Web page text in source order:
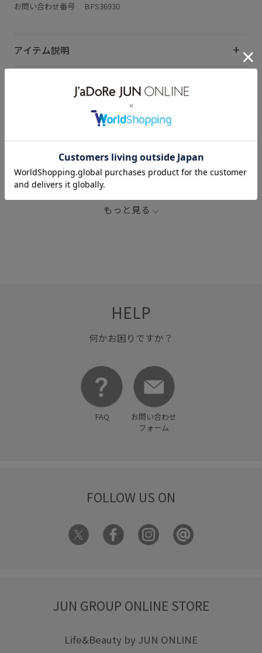
お問い合わせ番号 BFS36930
アイテム説明
2026_9W_BO GOLDWIN Goldwin 0 アウター
スポーツウェア ソックス ダウンジャケット
ドローコード ニット パンツ ベスト
もっと見る
HELP
何かお困りですか？
FAQ
お問い合わせ
フォーム
FOLLOW US ON
JUN GROUP ONLINE STORE
Life&Beauty by JUN ONLINE